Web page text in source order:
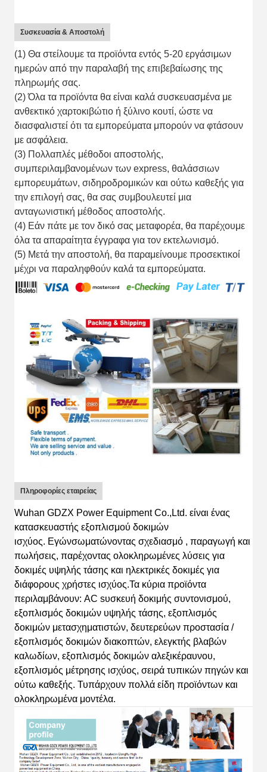
Συσκευασία & Αποστολή
(1) Θα στείλουμε τα προϊόντα εντός 5-20 εργάσιμων
ημερών από την παραλαβή της επιβεβαίωσης της
πληρωμής σας.
(2) Όλα τα προϊόντα θα είναι καλά συσκευασμένα με
ανθεκτικό χαρτοκιβώτιο ή ξύλινο κουτί, ώστε να
διασφαλιστεί ότι τα εμπορεύματα μπορούν να φτάσουν
με ασφάλεια.
(3) Πολλαπλές μέθοδοι αποστολής,
συμπεριλαμβανομένων των express, θαλάσσιων
εμπορευμάτων, σιδηροδρομικών και ούτω καθεξής για
την επιλογή σας, θα σας συμβουλευτεί μια
ανταγωνιστική μέθοδος αποστολής.
(4) Εάν πάτε με τον δικό σας μεταφορέα, θα παρέχουμε
όλα τα απαραίτητα έγγραφα για τον εκτελωνισμό.
(5) Μετά την αποστολή, θα παραμείνουμε προσεκτικοί
μέχρι να παραληφθούν καλά τα εμπορεύματα.
Πληροφορίες εταιρείας
Wuhan GDZX Power Equipment Co.,Ltd. είναι ένας
κατασκευαστής εξοπλισμού δοκιμών
ισχύος. Εγώνσωματώνοντας σχεδιασμό , παραγωγή και
πωλήσεις, παρέχοντας ολοκληρωμένες λύσεις για
δοκιμές υψηλής τάσης και ηλεκτρικές δοκιμές για
διάφορους χρήστες ισχύος.Τα κύρια προϊόντα
περιλαμβάνουν: AC sυσκευή δοκιμής συντονισμού,
εξοπλισμός δοκιμών υψηλής τάσης, εξοπλισμός
δοκιμών μετασχηματιστών, δευτερεύων προστασία /
εξοπλισμός δοκιμών διακοπτών, ελεγκτής βλαβών
καλωδίων, εξοπλισμός δοκιμών αλεξικέραυνου,
εξοπλισμός μέτρησης ισχύος, σειρά τυπικών πηγών και
ούτω καθεξής. Τυπάρχουν πολλά είδη προϊόντων και
ολοκληρωμένα μοντέλα.